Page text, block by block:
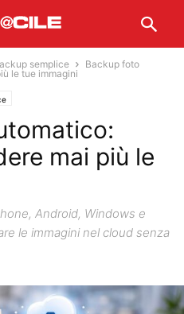
semplice
Backup foto
le tue immagini
mai più le
Android, Windows e
le immagini nel cloud senza